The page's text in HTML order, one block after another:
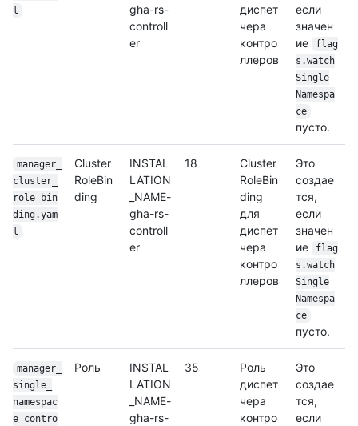
l
gha-rs-
controll
er
диспет
чера
контро
ллеров
если
значен
ие
flag
s.watch
Single
Namespa
ce
пусто.
manager_
cluster_
role_bin
ding.yam
l
Cluster
RoleBin
ding
INSTAL
LATION
_NAME-
gha-rs-
controll
er
18
Cluster
RoleBin
ding
для
диспет
чера
контро
ллеров
Это
создае
тся,
если
значен
ие
flag
s.watch
Single
Namespa
ce
пусто.
manager_
single_
namespac
e_contro
Роль
INSTAL
LATION
_NAME-
gha-rs-
35
Роль
диспет
чера
контро
Это
создае
тся,
если